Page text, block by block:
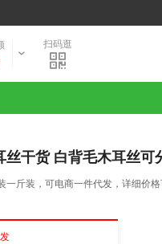
扫码逛
丝干货 白背毛木耳丝
一斤装，可电商一件代发，详细价